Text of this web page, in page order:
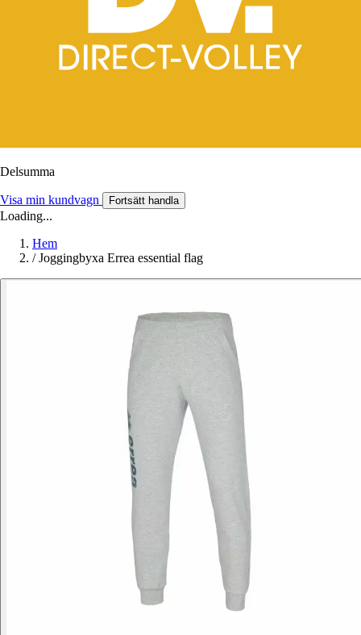
Delsumma
Visa min kundvagn Fortsätt handla
Loading...
Hem
/ Joggingbyxa Errea essential flag